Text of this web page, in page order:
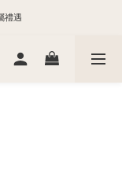
出貨
禮遇
物金